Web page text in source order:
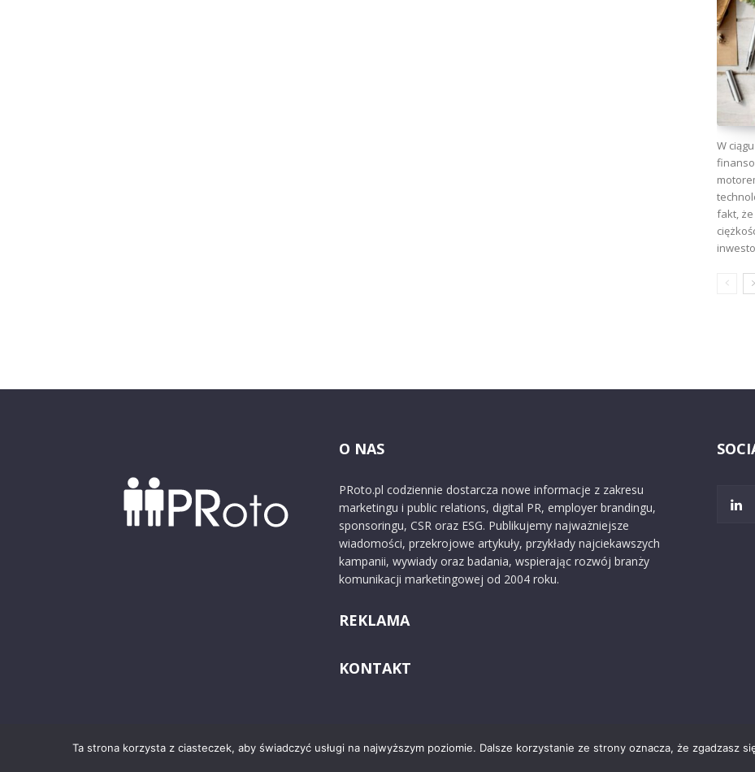
W
fakt,
O NAS
PRoto.pl codziennie dostarcza nowe informacje z zakresu
marketingu i public relations, digital PR, employer brandingu,
sponsoringu, CSR oraz ESG. Publikujemy najważniejsze
wiadomości, przekrojowe artykuły, przykłady najciekawszych
kampanii, wywiady oraz badania, wspierając rozwój branży
komunikacji marketingowej od 2004 roku.
REKLAMA
KONTAKT
© 2024 PRoto.pl O nas Reklama
Ta strona korzysta z ciasteczek, aby świadczyć usługi na najwyższym poziomie. Dalsze korzystanie ze strony oznacza, że zgadzasz